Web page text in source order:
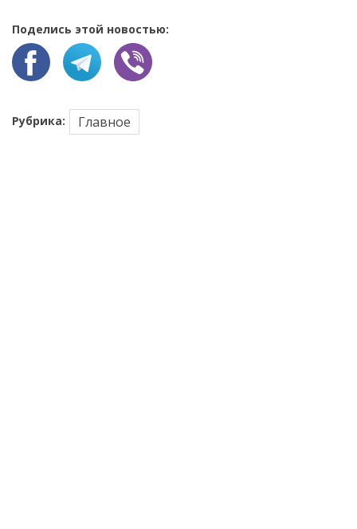
Поделись этой новостью:
Рубрика: Главное